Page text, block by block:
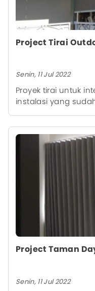
Project Tirai
Senin, 11 Jul 2022
Proyek tirai untuk
instalasi yang
Project Taman
Senin, 11 Jul 2022